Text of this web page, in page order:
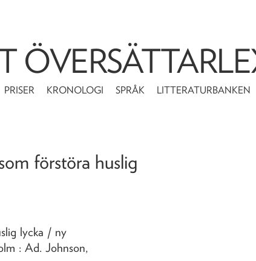
PRISER KRONOLOGI SPRÅK LITTERATURBANKEN
förstöra huslig
lycka / ny
: Ad. Johnson,